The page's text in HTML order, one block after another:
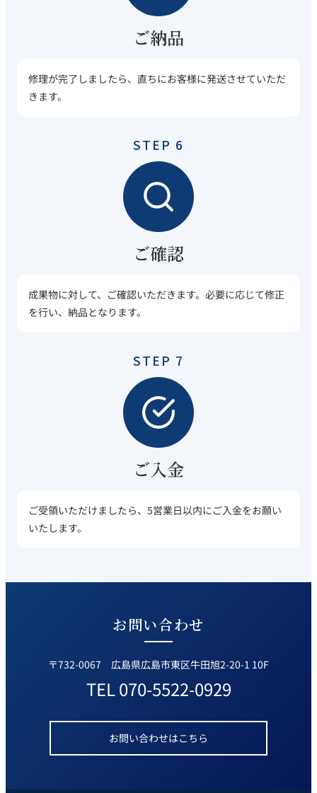
ご納品
修理が完了しましたら、直ちにお客様に発送させていただ
きます。
STEP 6
ご確認
成果物に対して、ご確認いただきます。必要に応じて修正
を行い、納品となります。
STEP 7
ご入金
ご受領いただけましたら、5営業日以内にご入金をお願い
いたします。
お問い合わせ
〒732-0067 広島県広島市東区牛田旭2-20-1 10F
TEL070-5522-0929
お問い合わせはこちら